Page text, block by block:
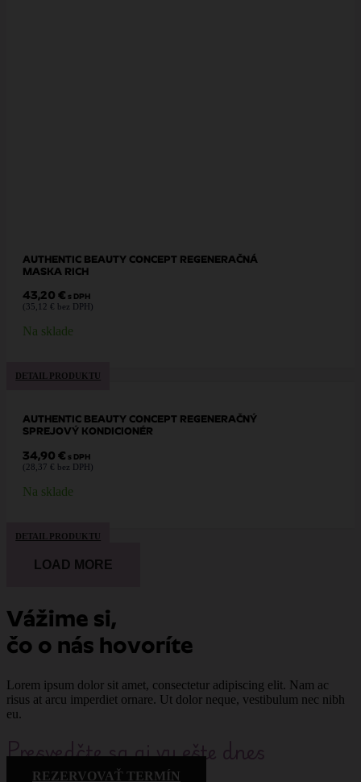
AUTHENTIC BEAUTY CONCEPT REGENERAČNÁ
MASKA RICH
43,20 € s DPH
35,12 € bez DPH)
Na sklade
DETAIL PRODUKTU
AUTHENTIC BEAUTY CONCEPT REGENERAČNÝ
SPREJOVÝ KONDICIONÉR
34,90 € s DPH
( 28,37 € bez DPH)
Na sklade
DETAIL PRODUKTU
LOAD MORE
Vážime si,
čo o nás hovoríte
Lorem ipsum dolor sit amet, consectetur adipiscing elit. Nam ac
risus at arcu imperdiet ornare. Ut dolor neque, vestibulum nec nibh
eu.
Presvedčte sa aj vy ešte dnes
REZERVOVAŤ TERMÍN